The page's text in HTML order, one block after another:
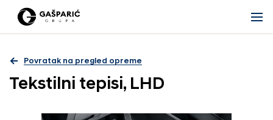
Povratak na pregled opreme
Tekstilni tepisi, LHD